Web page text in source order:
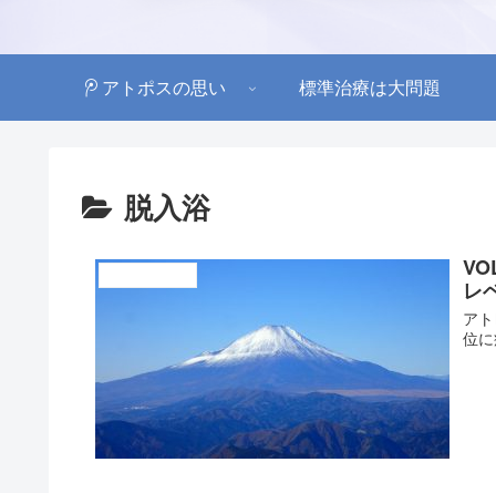
アトピー完全克服
アトポスの思い 標準治療は大問題
脱入浴
レ
ア
位